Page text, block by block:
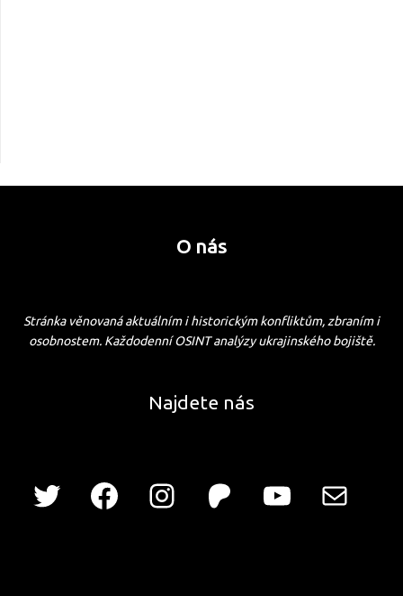
O nás
Stránka věnovaná aktuálním i historickým konfliktům, zbraním i
osobnostem. Každodenní OSINT analýzy ukrajinského bojiště.
Najdete nás